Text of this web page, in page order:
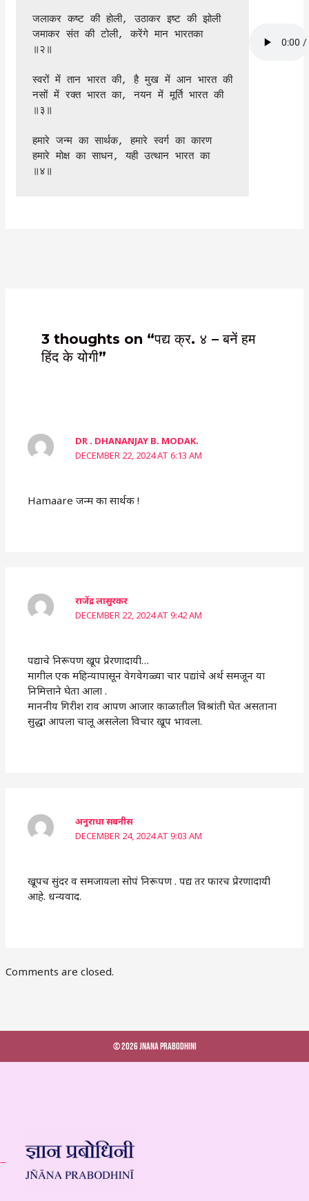
जलाकर कष्ट की होली, उठाकर इष्ट की झोली
जमाकर संत की टोली, करेंगे मान भारतका
॥२॥
स्वरों में तान भारत की, है मुख में आन भारत की
नसों में रक्त भारत का, नयन में मूर्ति भारत की
॥३॥
हमारे जन्म का सार्थक, हमारे स्वर्ग का कारण
हमारे मोक्ष का साधन, यही उत्थान भारत का
॥४॥
3 thoughts on “पद्य क्र. ४ – बनें हम
हिंद के योगी”
DR . DHANANJAY B. MODAK.
DECEMBER 22, 2024 AT 6:13 AM
Hamaare जन्म का सार्थक !
राजेंद्र लासुरकर
DECEMBER 22, 2024 AT 9:42 AM
पद्याचे निरूपण खूप प्रेरणादायी…
मागील एक महिन्यापासून वेगवेगळ्या चार पद्यांचे अर्थ समजून या
निमित्ताने घेता आला .
माननीय गिरीश राव आपण आजार काळातील विश्रांती घेत असताना
सुद्धा आपला चालू असलेला विचार खूप भावला.
अनुराधा सबनीस
DECEMBER 24, 2024 AT 9:03 AM
खूपच सुंदर व समजायला सोपं निरूपण . पद्य तर फारच प्रेरणादायी
आहे. धन्यवाद.
Comments are closed.
© 2026 Jnana Prabodhini